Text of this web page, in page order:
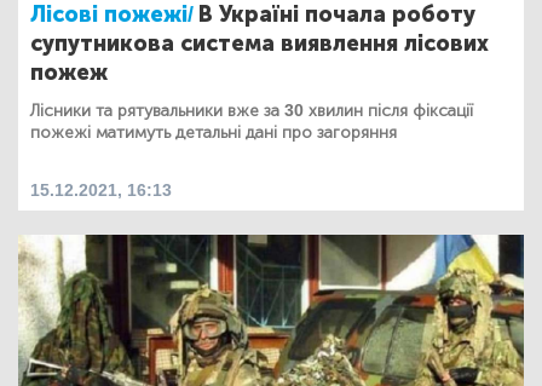
Лісові пожежі/ В Україні почала роботу
супутникова система виявлення лісових
пожеж
Лісники та рятувальники вже за 30 хвилин після фіксації
пожежі матимуть детальні дані про загоряння
15.12.2021, 16:13